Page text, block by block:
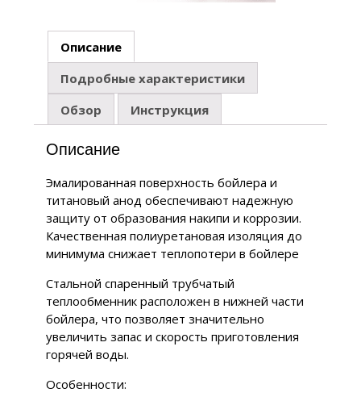
Описание
Подробные характеристики
Обзор
Инструкция
Описание
Эмалированная поверхность бойлера и
титановый анод обеспечивают надежную
защиту от образования накипи и коррозии.
Качественная полиуретановая изоляция до
минимума снижает теплопотери в бойлере
Стальной спаренный трубчатый
теплообменник расположен в нижней части
бойлера, что позволяет значительно
увеличить запас и скорость приготовления
горячей воды.
Особенности: